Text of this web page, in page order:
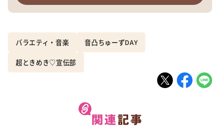
バラエティ・音楽 音凸ちゅーずDAY
超ときめき♡宣伝部